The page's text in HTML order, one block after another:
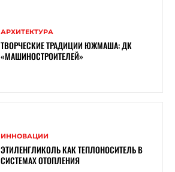
АРХИТЕКТУРА
ТВОРЧЕСКИЕ ТРАДИЦИИ ЮЖМАША: ДК
«МАШИНОСТРОИТЕЛЕЙ»
ИННОВАЦИИ
ЭТИЛЕНГЛИКОЛЬ КАК ТЕПЛОНОСИТЕЛЬ В
СИСТЕМАХ ОТОПЛЕНИЯ